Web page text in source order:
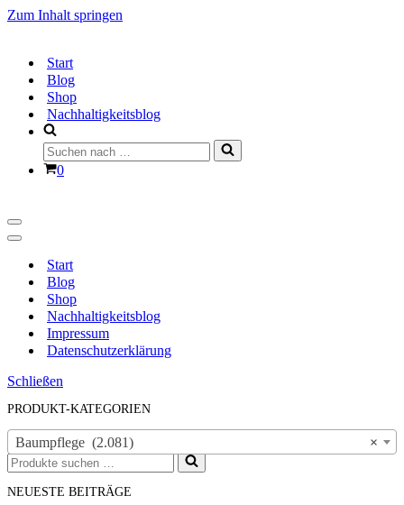
Zum Inhalt springen
Start
Blog
Shop
Nachhaltigkeitsblog
Suchen
nach …
Warenkorb
0
Navigationsmenü
Navigationsmenü
Start
Blog
Shop
Nachhaltigkeitsblog
Impressum
Datenschutzerklärung
Schließen
PRODUKT-KATEGORIEN
×
Baumpflege (2.081)
Suchen
nach …
NEUESTE BEITRÄGE